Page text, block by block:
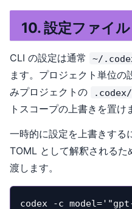
10. 設定ファイル
CLI の設定は通常 ~/
ます。プロジェクト単位の
みプロジェクトの
トスコープの上書きを置け
一時的に設定を上書きする
TOML として解釈されるた
渡します。
codex -c